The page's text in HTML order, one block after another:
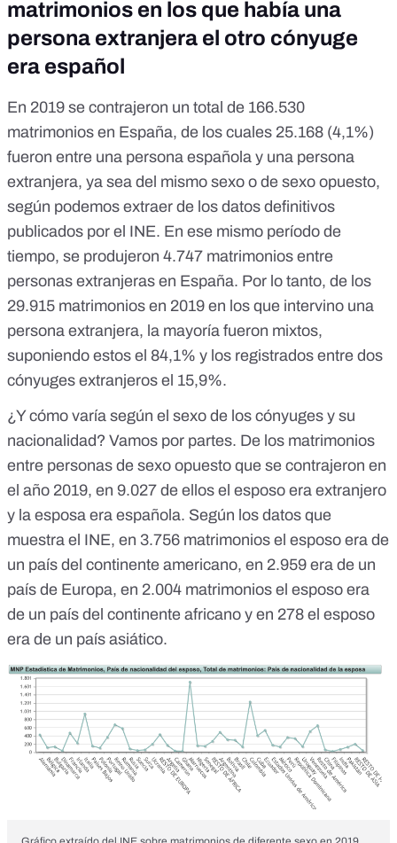
matrimonios en los que había una
persona extranjera el otro cónyuge
era español
En 2019 se contrajeron un total de 166.530
matrimonios en España, de los cuales 25.168 (4,1%)
fueron entre una persona española y una persona
extranjera, ya sea del mismo sexo o de sexo opuesto,
según podemos extraer de los datos definitivos
publicados por el INE. En ese mismo período de
tiempo, se produjeron 4.747 matrimonios entre
personas extranjeras en España. Por lo tanto, de los
29.915 matrimonios en 2019 en los que intervino una
persona extranjera, la mayoría fueron mixtos,
suponiendo estos el 84,1% y los registrados entre dos
cónyuges extranjeros el 15,9%.
¿Y cómo varía según el sexo de los cónyuges y su
nacionalidad? Vamos por partes. De los matrimonios
entre personas de sexo opuesto que se contrajeron en
el año 2019, en 9.027 de ellos el esposo era extranjero
y la esposa era española. Según los datos que
muestra el INE, en 3.756 matrimonios el esposo era de
un país del continente americano, en 2.959 era de un
país de Europa, en 2.004 matrimonios el esposo era
de un país del continente africano y en 278 el esposo
era de un país asiático.